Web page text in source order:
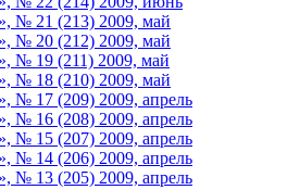
№ 21 (213) 2009, май
№ 20 (212) 2009, май
№ 19 (211) 2009, май
№ 18 (210) 2009, май
№ 17 (209) 2009, апрель
№ 16 (208) 2009, апрель
№ 15 (207) 2009, апрель
№ 14 (206) 2009, апрель
№ 13 (205) 2009, апрель